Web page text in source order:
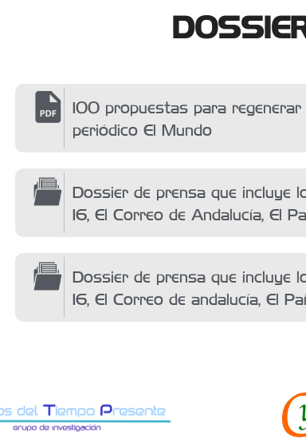
100 propuestas para regenerar
periódico El Mundo
Dossier de prensa que incluye
16, El Correo de Andalucía, El
Dossier de prensa que incluye
16, El Correo de andalucía, El